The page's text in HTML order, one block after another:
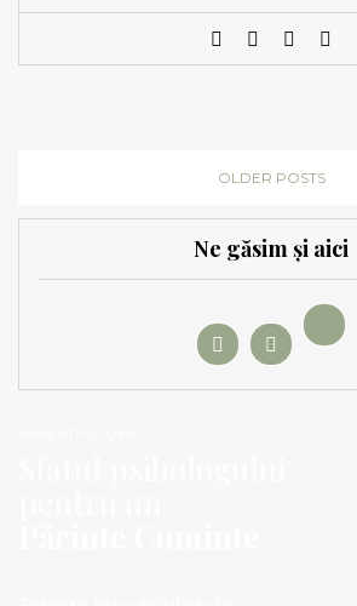
OLDER POSTS
Ne găsim și aici